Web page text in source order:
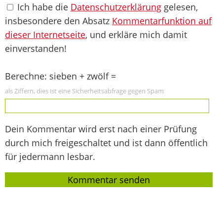
Ich habe die Datenschutzerklärung gelesen,
insbesondere den Absatz Kommentarfunktion auf
dieser Internetseite, und erkläre mich damit
einverstanden!
Berechne: sieben + zwölf =
als Ziffern, dies ist eine Sicherheitsabfrage gegen Spam
Dein Kommentar wird erst nach einer Prüfung
durch mich freigeschaltet und ist dann öffentlich
für jedermann lesbar.